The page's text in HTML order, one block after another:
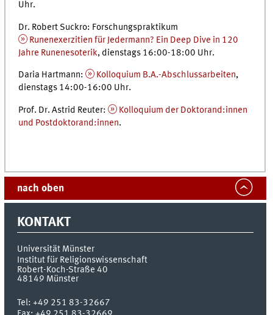
Uhr.
Dr. Robert Suckro: Forschungspraktikum
Runenexerzitien für Jedermann? Ein Deep Dive in 120
Jahre Runenesoterik, dienstags 16:00-18:00 Uhr.
Daria Hartmann: Kolloquium B.A.-Abschlussarbeiten,
dienstags 14:00-16:00 Uhr.
Prof. Dr. Astrid Reuter:
Kolloquium der Doktorand:innen
und Postdoktorand:innen.
nach oben
KONTAKT
Universität Münster
Institut für Religionswissenschaft
Robert-Koch-Straße 40
48149 Münster
Tel:+49 251 83-32667